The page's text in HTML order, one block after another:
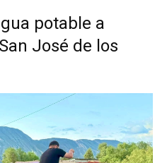
potable a
José de los